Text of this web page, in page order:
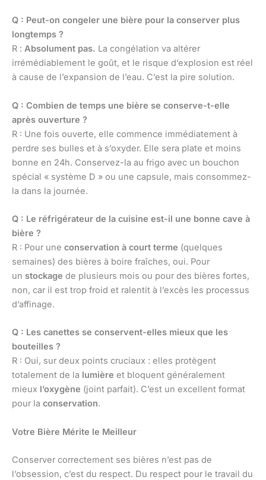
Q : Peut-on congeler une bière pour la conserver plus
longtemps ?
R : Absolument pas. La congélation va altérer
irrémédiablement le goût, et le risque d’explosion est réel
à cause de l’expansion de l’eau. C’est la pire solution.
Q : Combien de temps une bière se conserve-t-elle
après ouverture ?
R : Une fois ouverte, elle commence immédiatement à
perdre ses bulles et à s’oxyder. Elle sera plate et moins
bonne en 24h. Conservez-la au frigo avec un bouchon
spécial « système D » ou une capsule, mais consommez-
la dans la journée.
Q : Le réfrigérateur de la cuisine est-il une bonne cave à
bière ?
R : Pour une conservation à court terme (quelques
semaines) des bières à boire fraîches, oui. Pour
un stockage de plusieurs mois ou pour des bières fortes,
non, car il est trop froid et ralentit à l’excès les processus
d’affinage.
Q : Les canettes se conservent-elles mieux que les
bouteilles ?
R : Oui, sur deux points cruciaux : elles protègent
totalement de la lumière et bloquent généralement
mieux l’oxygène (joint parfait). C’est un excellent format
pour la conservation.
Votre Bière Mérite le Meilleur
Conserver correctement ses bières n’est pas de
l’obsession, c’est du respect. Du respect pour le travail du